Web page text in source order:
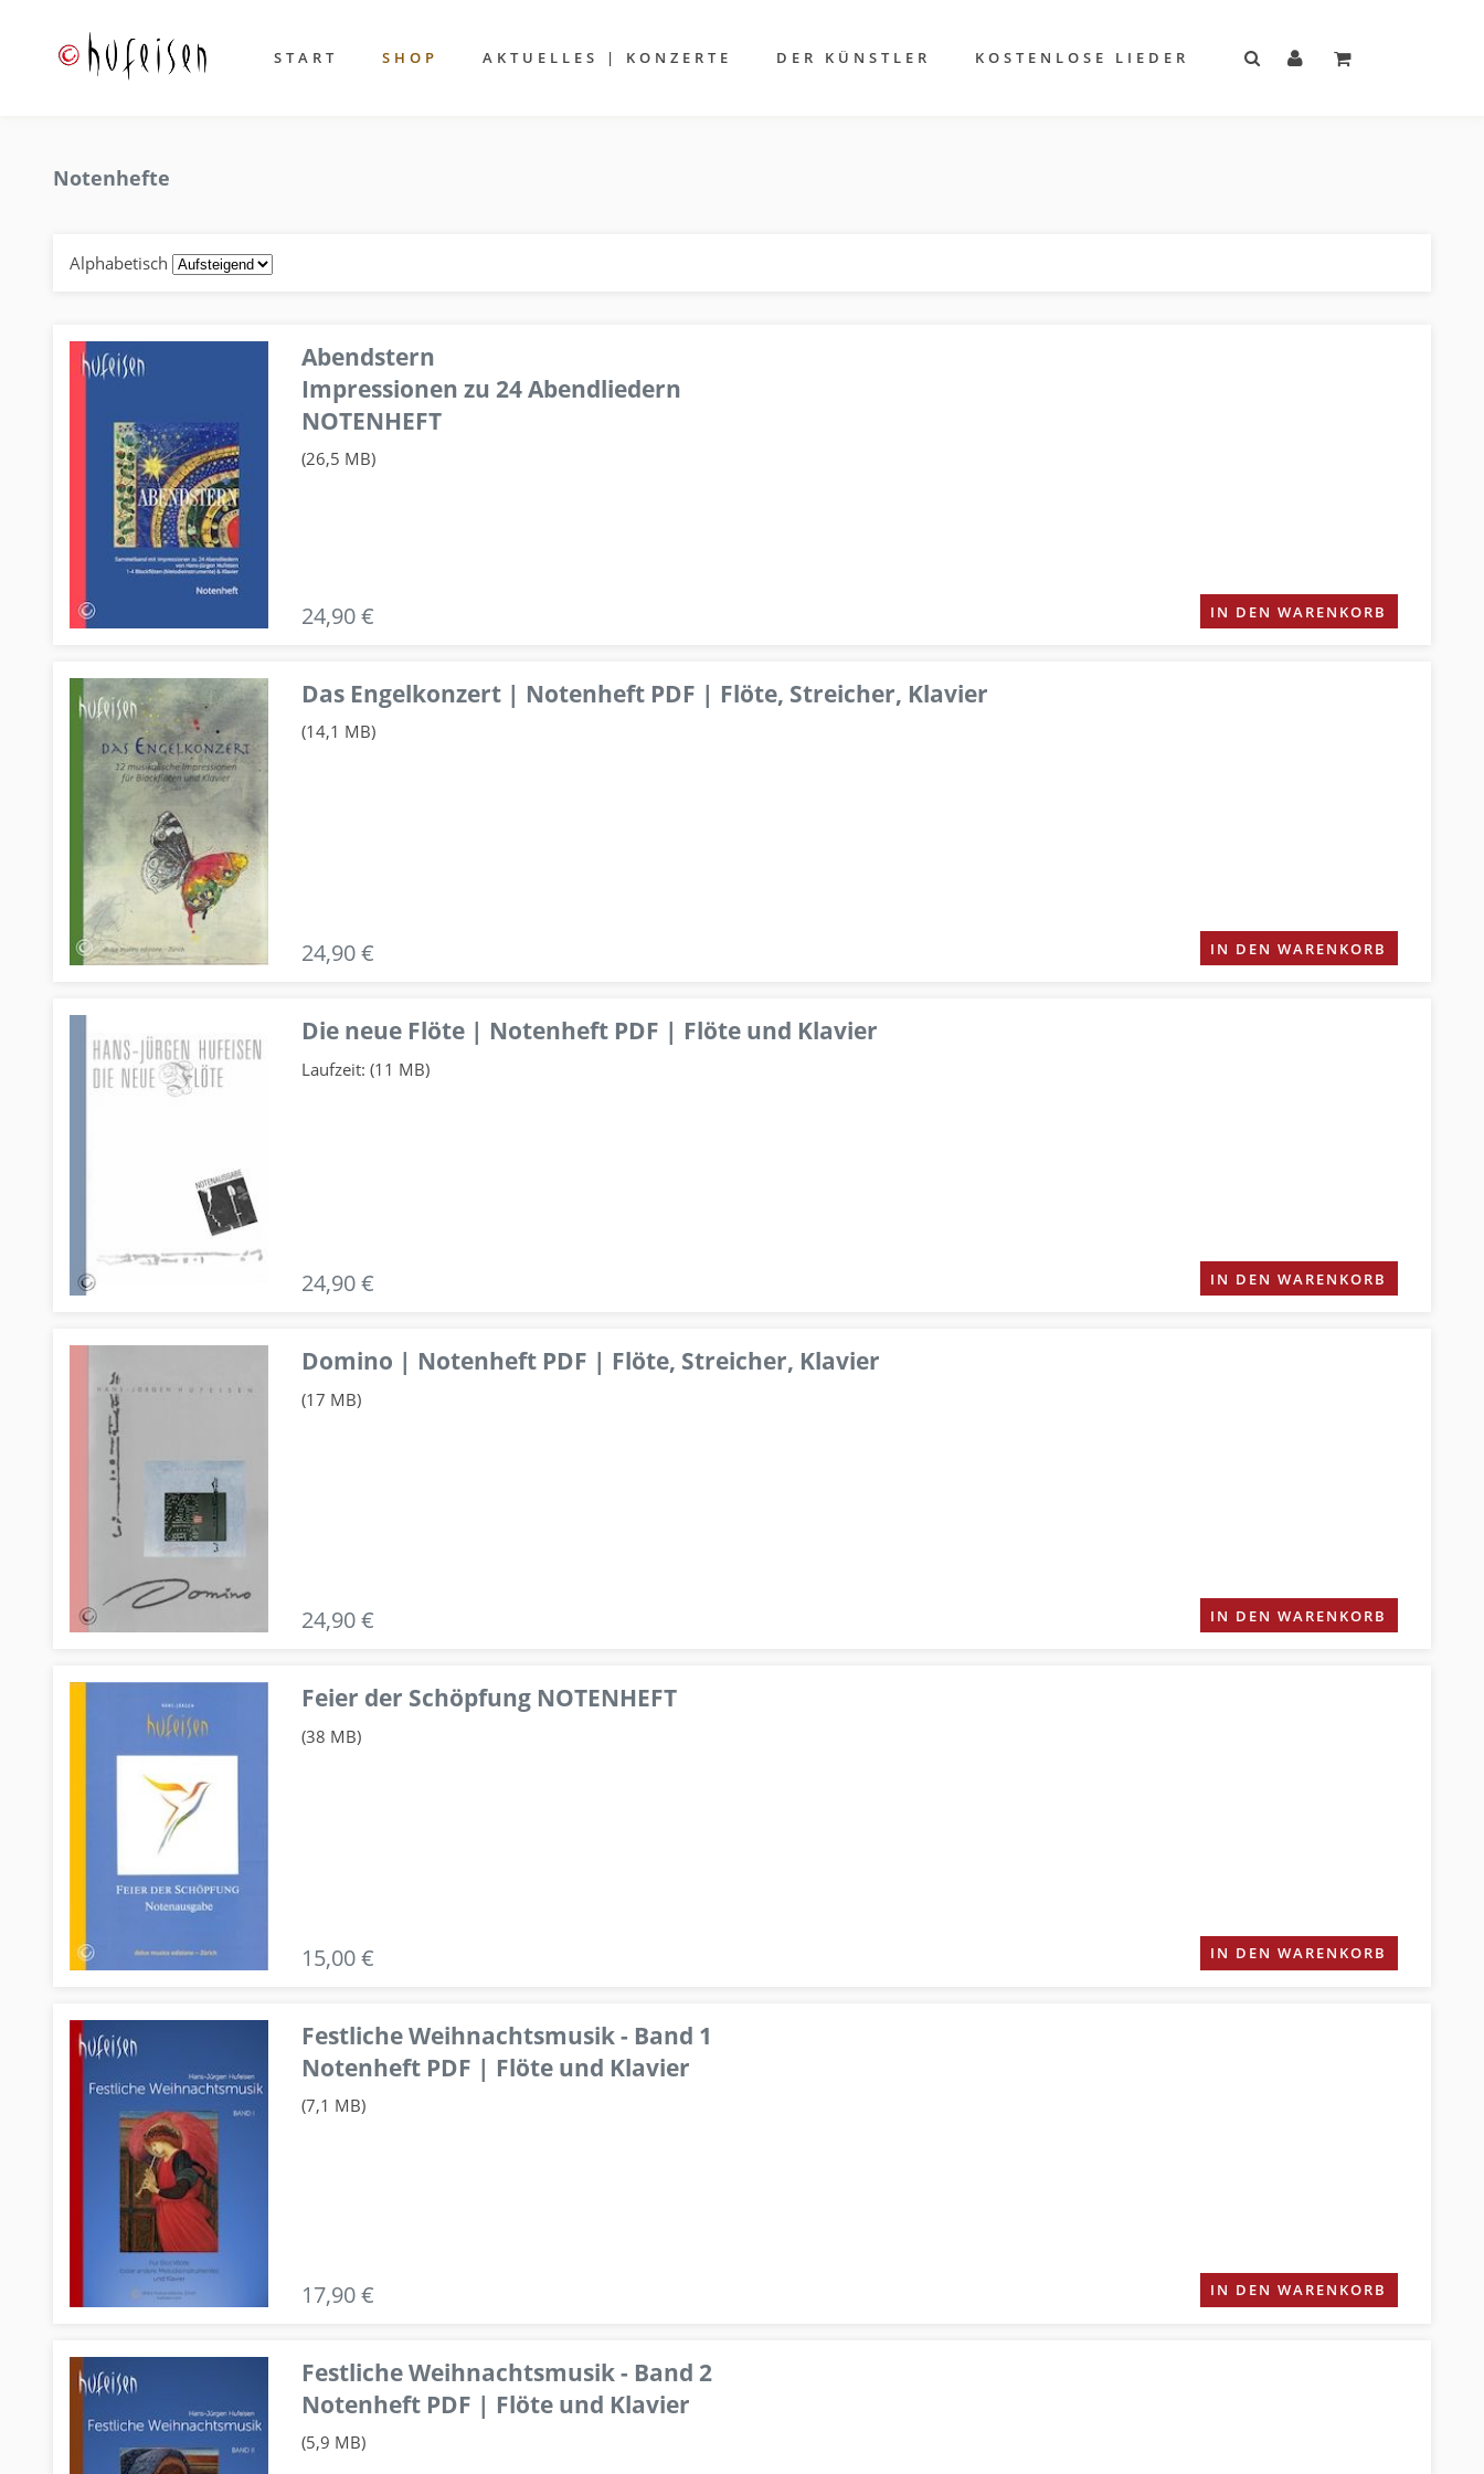
START SHOP AKTUELLES | KONZERTE DER KÜNSTLER KOSTENLOSE LIEDER
Notenhefte
Alphabetisch
Abendstern
Impressionen zu 24 Abendliedern
NOTENHEFT
(26,5 MB)
24,90 € IN DEN WARENKORB
Das Engelkonzert | Notenheft PDF | Flöte, Streicher, Klavier
(14,1 MB)
24,90 € IN DEN WARENKORB
Die neue Flöte | Notenheft PDF | Flöte und Klavier
Laufzeit: (11 MB)
24,90 € IN DEN WARENKORB
Domino | Notenheft PDF | Flöte, Streicher, Klavier
(17 MB)
24,90 € IN DEN WARENKORB
Feier der Schöpfung NOTENHEFT
(38 MB)
15,00 € IN DEN WARENKORB
Festliche Weihnachtsmusik - Band 1
Notenheft PDF | Flöte und Klavier
(7,1 MB)
17,90 € IN DEN WARENKORB
Festliche Weihnachtsmusik - Band 2
Notenheft PDF | Flöte und Klavier
(5,9 MB)